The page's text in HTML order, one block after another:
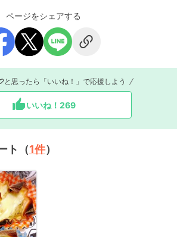
ページをシェアする
思ったら「いいね！」で応援しよう
いいね！ 269
ト（1件）